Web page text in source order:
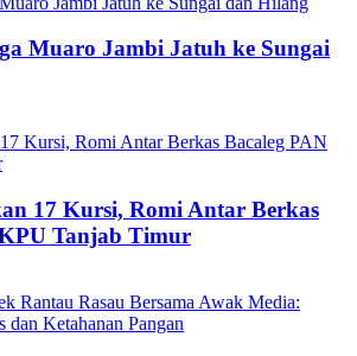
Muaro Jambi Jatuh ke Sungai
17 Kursi, Romi Antar Berkas
Tanjab Timur